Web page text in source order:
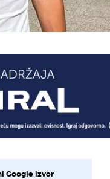
Google izvor